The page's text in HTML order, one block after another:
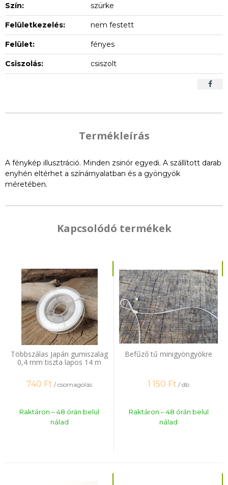
Szín: szürke
Felületkezelés: nem festett
Felület: fényes
Csiszolás: csiszolt
Termékleírás
A fénykép illusztráció. Minden zsinór egyedi. A szállított darab
enyhén eltérhet a színárnyalatban és a gyöngyök
méretében.
Kapcsolódó termékek
Többszálas Japán gumiszalag
0,4 mm tiszta lapos 14 m
740 Ft / csomagolás
Raktáron – 48 órán belül
nálad
Befűző tű minigyöngyökre
1 150 Ft / db
Raktáron – 48 órán belül
nálad